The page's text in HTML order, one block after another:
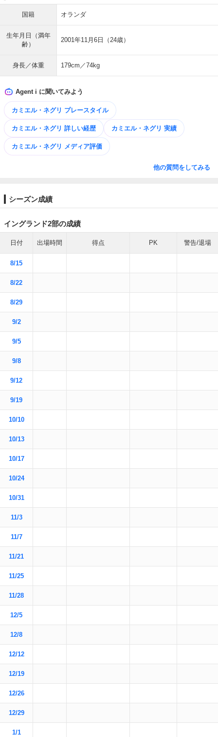
国籍 オランダ
生年月日（満年
齢）
2001年11月6日（24歳）
身長／体重 179cm／74kg
Agent i に聞いてみよう
カミエル・ネグリ プレースタイル
カミエル・ネグリ 詳しい経歴 カミエル・ネグリ 実績
カミエル・ネグリ メディア評価
他の質問をしてみる
シーズン成績
イングランド2部の成績
日付 出場時間 得点 PK 警告/退場
8/15
8/22
8/29
9/2
9/5
9/8
9/12
9/19
10/10
10/13
10/17
10/24
10/31
11/3
11/7
11/21
11/25
11/28
12/5
12/8
12/12
12/19
12/26
12/29
1/1